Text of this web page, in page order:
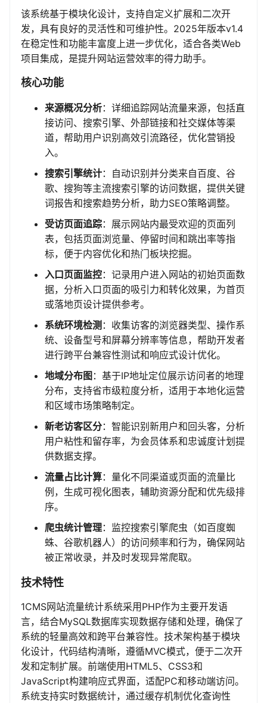
该系统基于模块化设计，支持自定义扩展和二次开
发，具有良好的灵活性和可维护性。2025年版本v1.4
在稳定性和功能丰富度上进一步优化，适合各类Web
项目集成，是提升网站运营效率的得力助手。
核心功能
来源概况分析：详细追踪网站流量来源，包括直
接访问、搜索引擎、外部链接和社交媒体等渠
道，帮助用户识别高效引流路径，优化营销投
入。
搜索引擎统计：自动识别并分类来自百度、谷
歌、搜狗等主流搜索引擎的访问数据，提供关键
词报告和搜索趋势分析，助力SEO策略调整。
受访页面追踪：展示网站内最受欢迎的页面列
表，包括页面浏览量、停留时间和跳出率等指
标，便于内容优化和热门板块挖掘。
入口页面监控：记录用户进入网站的初始页面数
据，分析入口页面的吸引力和转化效果，为首页
或落地页设计提供参考。
系统环境检测 ：收集访客的浏览器类型、操作系
统、设备型号和屏幕分辨率等信息，帮助开发者
进行跨平台兼容性测试和响应式设计优化。
地域分布图 ：基于IP地址定位展示访问者的地理
分布，支持省市级粒度分析，适用于本地化运营
和区域市场策略制定。
新老访客区分：智能识别新用户和回头客，分析
用户粘性和留存率，为会员体系和忠诚度计划提
供数据支撑。
流量占比计算：量化不同渠道或页面的流量比
例，生成可视化图表，辅助资源分配和优先级排
序。
爬虫统计管理：监控搜索引擎爬虫（如百度蜘
蛛、谷歌机器人）的访问频率和行为，确保网站
被正常收录，并及时发现异常爬取。
技术特性
1CMS网站流量统计系统采用PHP作为主要开发语
言，结合MySQL数据库实现数据存储和处理，确保了
系统的轻量高效和跨平台兼容性。技术架构基于模块
化设计，代码结构清晰，遵循MVC模式，便于二次开
发和定制扩展。前端使用HTML5、CSS3和
JavaScript构建响应式界面，适配PC和移动端访问。
系统支持实时数据统计，通过缓存机制优化查询性